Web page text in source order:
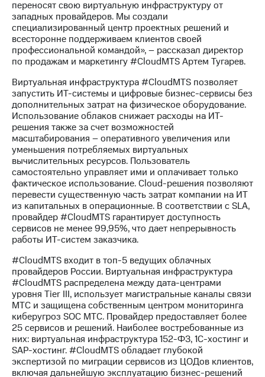
Акционерный
капитал
Контроль
и
аудит
акций
Описание
Программа
приобретения
Порядок
выкупа
акций
Дивиденды
Рынок
облигаций
Описание
Еврооблигации-2023
Уведомление
погашении
именных
облигаций
Другое
Регистратор
Реквизиты
Контакты
развитие
деловая этика
На главную
переносят свою виртуальную инфраструктуру от
западных провайдеров. Мы создали
специализированный центр проектных решений и
всесторонне поддерживаем клиентов своей
профессиональной командой», – рассказал директор
по продажам и маркетингу #CloudMTS Артем Тугарев.
Виртуальная инфраструктура #CloudMTS позволяет
запустить ИТ-системы и цифровые бизнес-сервисы без
дополнительных затрат на физическое оборудование.
Использование облаков снижает расходы на ИТ-
решения также за счет возможностей
масштабирования – оперативного увеличения или
уменьшения потребляемых виртуальных
вычислительных ресурсов. Пользователь
самостоятельно управляет ими и оплачивает только
фактическое использование. Cloud-решения позволяют
перевести существенную часть затрат компании на ИТ
из капитальных в операционные. В соответствии с SLA,
провайдер #CloudMTS гарантирует доступность
сервисов не менее 99,95%, что дает непрерывность
работы ИТ-систем заказчика.
#CloudMTS входит в топ-5 ведущих облачных
провайдеров России. Виртуальная инфраструктура
#CloudMTS распределена между дата-центрами
уровня Tier III, использует магистральные каналы связи
МТС и защищена собственным центром мониторинга
киберугроз SOC МТС. Провайдер предоставляет более
25 сервисов и решений. Наиболее востребованные из
них: виртуальная инфраструктура 152-ФЗ, 1С-хостинг и
SAP-хостинг. #CloudMTS обладает глубокой
экспертизой по миграции сервисов из ЦОДов клиентов,
включая дальнейшую эксплуатацию бизнес-решений